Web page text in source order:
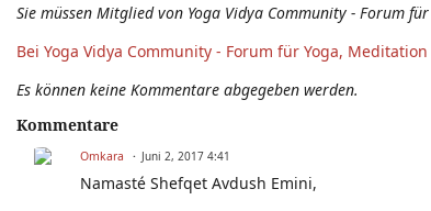
Sie müssen Mitglied von Yoga Vidya Community - Forum
Bei Yoga Vidya Community - Forum für Yoga,
Es können keine Kommentare abgegeben werden.
Kommentare
Omkara Juni 2, 2017 4:41
Namasté Shefqet Avdush Emini,